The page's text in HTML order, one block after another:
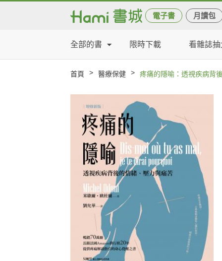
電子書 月讀包
全部的書 限時下載 看雜誌
首頁 > 醫療保健 > 疼痛的隱喻：透視疾病背